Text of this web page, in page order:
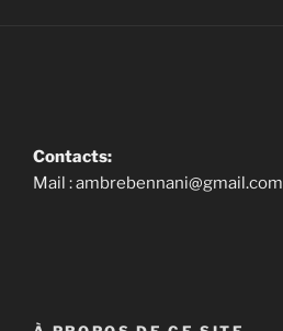
Contacts:
Mail : ambrebennani@gmail.com